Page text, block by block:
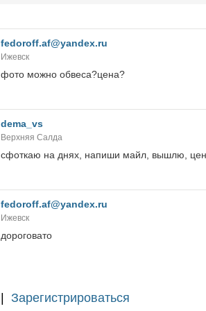
fedoroff.af@yandex.ru
Ижевск
фото можно обвеса?цена?
dema_vs
Верхняя Салда
сфоткаю на днях, напиши майл, вышлю,
fedoroff.af@yandex.ru
Ижевск
дороговато
Зарегистрироваться